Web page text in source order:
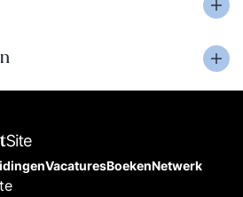
VacaturesBoekenNetwerk